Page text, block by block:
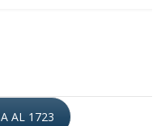
AL 1723